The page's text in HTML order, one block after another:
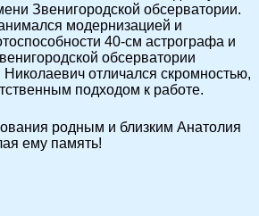
Звенигородской обсерватории.
модернизацией и
40-см астрографа и
обсерватории
отличался скромностью,
подходом к работе.
родным и близким Анатолия
ему память!